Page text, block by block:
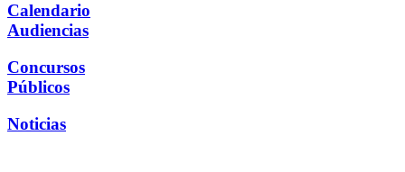
Calendario
Audiencias
Concursos
Públicos
Noticias